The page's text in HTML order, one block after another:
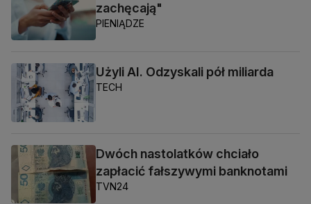
zachęcają"
PIENIĄDZE
Użyli AI. Odzyskali pół miliarda
TECH
Dwóch nastolatków chciało
zapłacić fałszywymi banknotami
TVN24